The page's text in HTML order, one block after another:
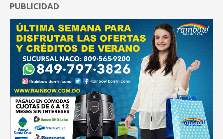
PUBLICIDAD